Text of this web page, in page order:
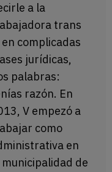
a la
trans
en complicadas
jurídicas,
palabras:
razón. En
V empezó a
como
en
municipalidad de